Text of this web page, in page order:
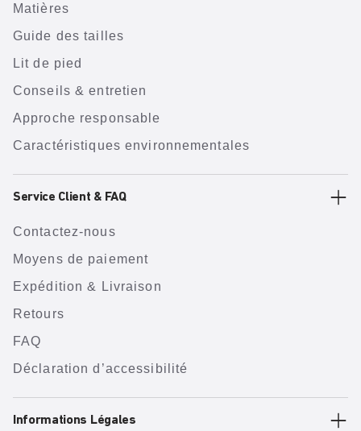
Matières
Guide des tailles
Lit de pied
Conseils & entretien
Approche responsable
Caractéristiques environnementales
Service Client & FAQ
Contactez-nous
Moyens de paiement
Expédition & Livraison
Retours
FAQ
Déclaration d’accessibilité
Informations Légales